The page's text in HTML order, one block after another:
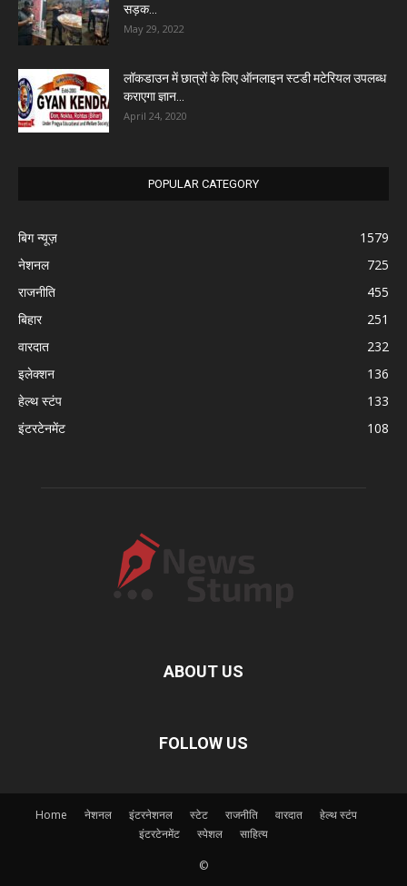
सड़क...
May 29, 2022
लॉकडाउन में छात्रों के लिए ऑनलाइन स्टडी मटेरियल उपलब्ध
कराएगा ज्ञान...
April 24, 2020
POPULAR CATEGORY
बिग न्यूज़
1579
नेशनल
725
राजनीति
455
बिहार
251
वारदात
232
इलेक्शन
136
हेल्थ स्टंप
133
इंटरटेनमेंट
108
ABOUT US
FOLLOW US
Home नेशनल इंटरनेशनल स्टेट राजनीति वारदात
हेल्थ स्टंप
इंटरटेनमेंट
स्पेशल साहित्य
©